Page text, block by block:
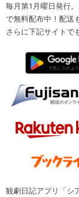
毎月第1月曜日発行
で無料配布中！配送
さらに下記サイトで
観劇日記アプリ「シ